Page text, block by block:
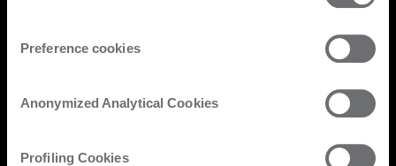
Preference cookies
Anonymized Analytical Cookies
Profiling Cookies
Privacy center